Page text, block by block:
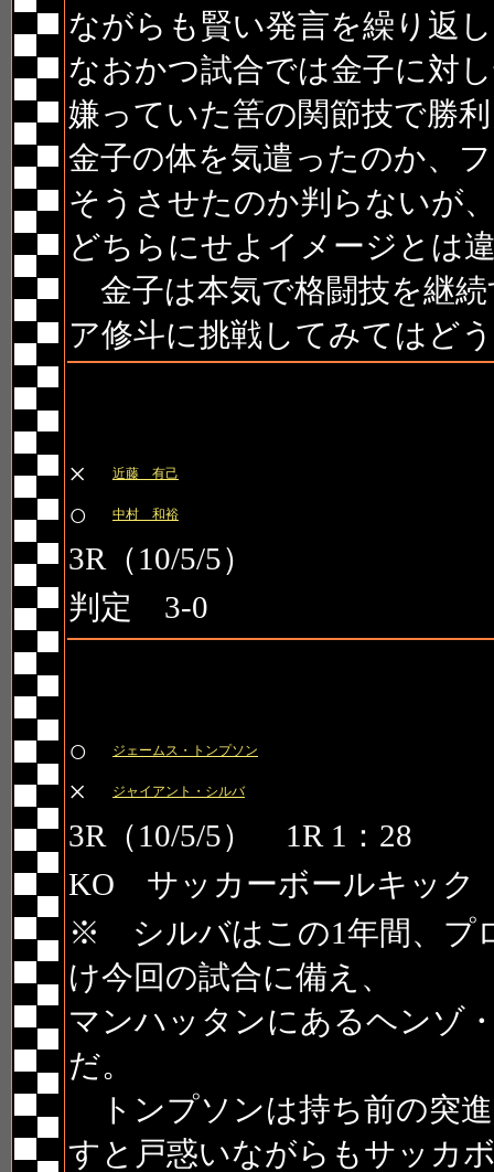
ながらも賢い発言を繰り返
なおかつ試合では金子に対
嫌っていた筈の関節技で勝
金子の体を気遣ったのか、
そうさせたのか判らないが
どちらにせよイメージとは
金子は本気で格闘技を継
ア修斗に挑戦してみてはど
×
近藤 有己
○ 中村 和裕
3R（10/5/5）
判定 3-0
○
ジェームス・トンプソン
× ジャイアント・シルバ
3R（10/5/5） 1R 1：28
KO サッカーボールキック
※ シルバはこの1年間、プ
け今回の試合に備え、
マンハッタンにあるヘンゾ
だ。
トンプソンは持ち前の突
すと戸惑いながらもサッカ